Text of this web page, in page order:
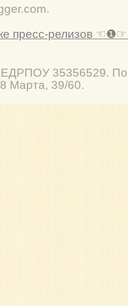
пресс-релизов ☜❶☞
ЕДРПОУ 35356529.
Марта, 39/60.